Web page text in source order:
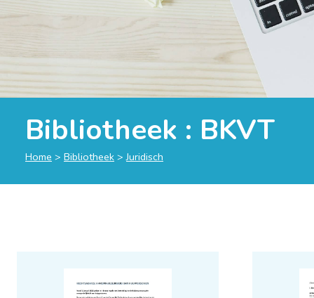
Bibliotheek : BKVT
Home > Bibliotheek >Juridisch